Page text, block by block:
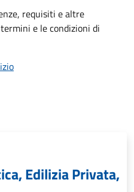
requisiti e altre
e le condizioni di
Edilizia Privata,